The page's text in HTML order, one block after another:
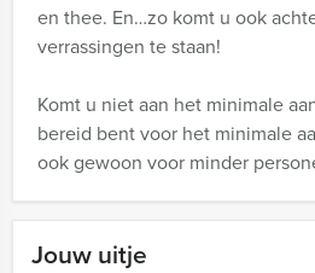
Jouw uitje
en thee. En…zo komt u ook
verrassingen te staan!
Komt u niet aan het minimale
bereid bent voor het minimale
ook gewoon voor minder